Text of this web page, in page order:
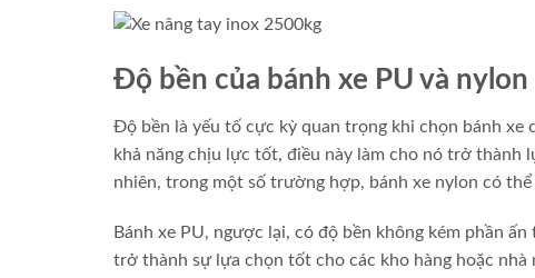
Độ bền của bánh xe PU và nylon
Độ bền là yếu tố cực kỳ quan trọng khi chọn bánh xe
khả năng chịu lực tốt, điều này làm cho nó trở thành
nhiên, trong một số trường hợp, bánh xe nylon có
Bánh xe PU, ngược lại, có độ bền không kém phần
trở thành sự lựa chọn tốt cho các kho hàng hoặc nhà